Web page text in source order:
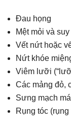
Đau họng
Mệt mỏi và
Vết nứt hoặc
Nứt khóe
Viêm lưỡi
Các mảng đỏ,
Sưng mạch
Rụng tóc (rụng